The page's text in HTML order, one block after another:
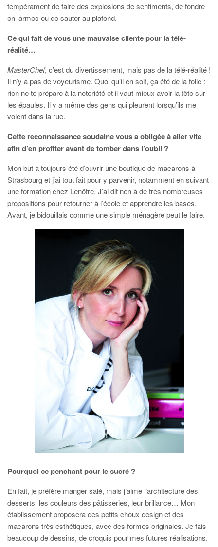
tempérament de faire des explosions de sentiments, de fondre
en larmes ou de sauter au plafond.
Ce qui fait de vous une mauvaise cliente pour la télé-
réalité…
MasterChef, c’est du divertissement, mais pas de la télé-réalité !
Il n’y a pas de voyeurisme. Quoi qu’il en soit, ça été de la folie :
rien ne te prépare à la notoriété et il vaut mieux avoir la tête sur
les épaules. Il y a même des gens qui pleurent lorsqu’ils me
voient dans la rue.
Cette reconnaissance soudaine vous a obligée à aller vite
afin d’en profiter avant de tomber dans l’oubli ?
Mon but a toujours été d’ouvrir une boutique de macarons à
Strasbourg et j’ai tout fait pour y parvenir, notamment en suivant
une formation chez Lenôtre. J’ai dit non à de très nombreuses
propositions pour retourner à l’école et apprendre les bases.
Avant, je bidouillais comme une simple ménagère peut le faire.
Pourquoi ce penchant pour le sucré ?
En fait, je préfère manger salé, mais j’aime l’architecture des
desserts, les couleurs des pâtisseries, leur brillance… Mon
établissement proposera des petits choux design et des
macarons très esthétiques, avec des formes originales. Je fais
beaucoup de dessins, de croquis pour mes futures réalisations.